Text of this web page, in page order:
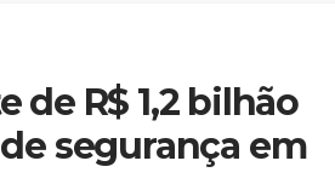
de R$ 1,2 bilhão
segurança em